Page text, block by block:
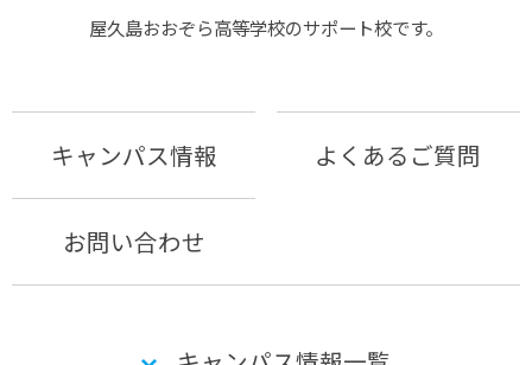
屋久島おおぞら⾼等学校のサポート校です。
キャンパス情報 よくあるご質問
お問い合わせ